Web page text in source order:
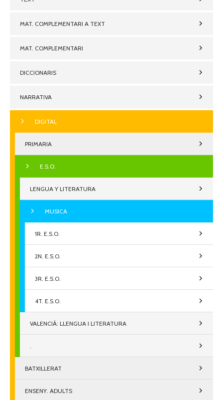
MAT. COMPLEMENTARI A TEXT
MAT. COMPLEMENTARI
DICCIONARIS
NARRATIVA
DIGITAL
PRIMARIA
E.S.O.
LENGUA Y LITERATURA
MUSICA
1R. E.S.O.
2N. E.S.O.
3R. E.S.O.
4T. E.S.O.
VALENCIÀ: LLENGUA I LITERATURA
.
BATXILLERAT
ENSENY. ADULTS